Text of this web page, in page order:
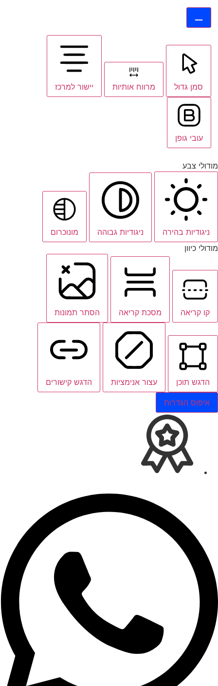
סמן גדול מרווח אותיות יישור למרכז
עובי גופן
מודולי צבע
ניגודיות בהירה ניגודיות גבוהה
מונוכרום
מודולי כיוון
קו קריאה מסכת קריאה הסתר תמונות
הדגש תוכן עצור אנימציות הדגש קישורים
איפוס הגדרות